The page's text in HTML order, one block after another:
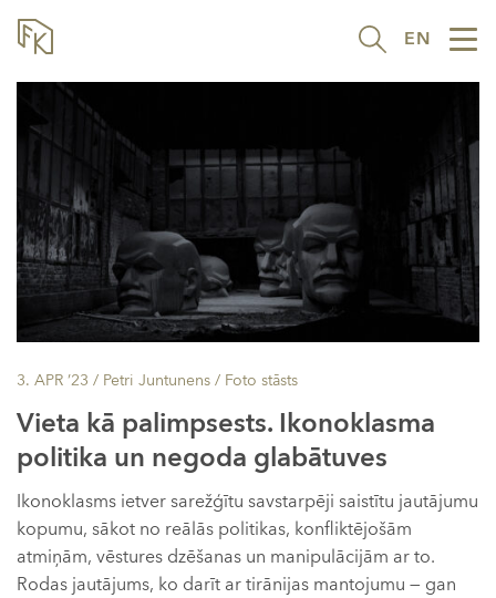
EN
3. APR ’23 / Petri Juntunens / Foto stāsts
Vieta kā palimpsests. Ikonoklasma
politika un negoda glabātuves
Ikonoklasms ietver sarežģītu savstarpēji saistītu jautājumu
kopumu, sākot no reālās politikas, konfliktējošām
atmiņām, vēstures dzēšanas un manipulācijām ar to.
Rodas jautājums, ko darīt ar tirānijas mantojumu — gan